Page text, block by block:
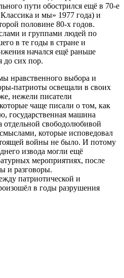
пути обострился ещё в 70-е
и мы» 1977 года) и
половине 80-х годов.
и группами людей по
в те годы в стране и
начался ещё раньше
до сих пор.
нравственного выбора и
патриоты освещали в своих
нежели писатели
чаще писали о том, как
государственная машина
отдельной свободолюбивой
которые исповедовал
войны не было. И потому
извода могли ещё
мероприятиях, после
и разговоры.
патриотической и
в годы разрушения